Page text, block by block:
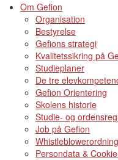
Om Gefion
Organisation
Bestyrelse
Gefions strategi
Kvalitetssikring på
Studieplaner
De tre
Gefion Orientering
Skolens historie
Studie- og
Job på Gefion
Whistleblowerordning
Persondata &